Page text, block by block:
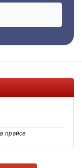
прайсе